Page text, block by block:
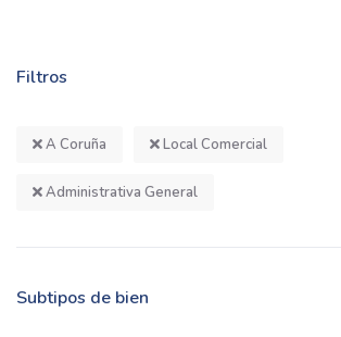
Filtros
A Coruña Local Comercial
Administrativa General
Subtipos de bien